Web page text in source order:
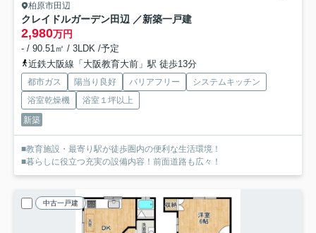
柏原市田辺
クレイドルガーデン田辺 ／新築一戸建
2,980万円
- / 90.51㎡ / 3LDK /予定
近鉄大阪線「大阪教育大前」駅 徒歩13分
都市ガス 陽当り良好 バリアフリー
システムキッチン
浴室乾燥機
浴室１坪以上
新築
■教育施設・最寄り駅が徒歩圏内の便利な生活環境！
■暮らしに役立つ充実の設備内容！前面道路も広々！
中古一戸建